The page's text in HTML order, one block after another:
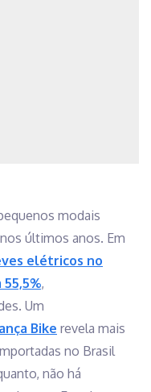
modais
últimos anos. Em
elétricos no
,
Um
Bike revela mais
no Brasil
não há